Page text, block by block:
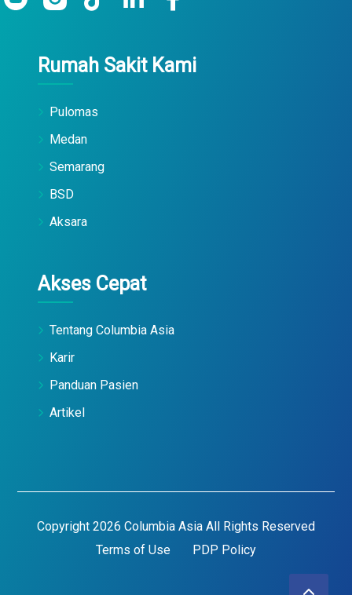
Rumah Sakit Kami
Pulomas
Medan
Semarang
BSD
Aksara
Akses Cepat
Tentang Columbia Asia
Karir
Panduan Pasien
Artikel
Copyright 2026 Columbia Asia All Rights Reserved
Terms of Use
PDP Policy